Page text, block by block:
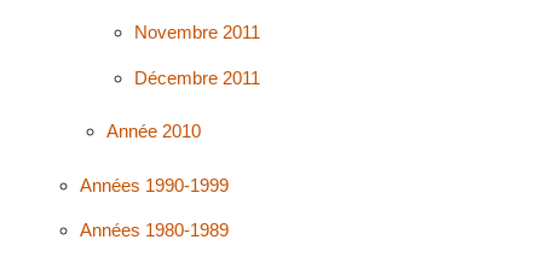
Novembre 2011
Décembre 2011
Année 2010
Années 1990-1999
Années 1980-1989